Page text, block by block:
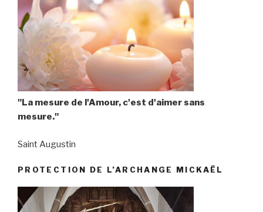
"La mesure de l'Amour, c'est d'aimer sans
mesure."
Saint Augustin
PROTECTION DE L’ARCHANGE MICKAËL